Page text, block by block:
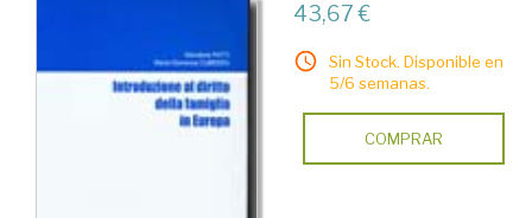
43,67 €
Sin Stock. Disponible en
5/6 semanas.
COMPRAR